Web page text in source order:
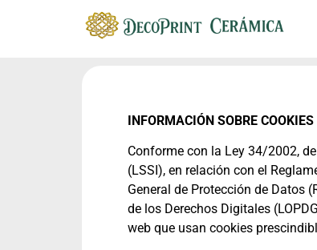
INFORMACIÓN SOBRE COOKIES
Conforme con la Ley 34/2002,
(LSSI), en relación con el
General de Protección de Datos
de los Derechos Digitales
web que usan cookies